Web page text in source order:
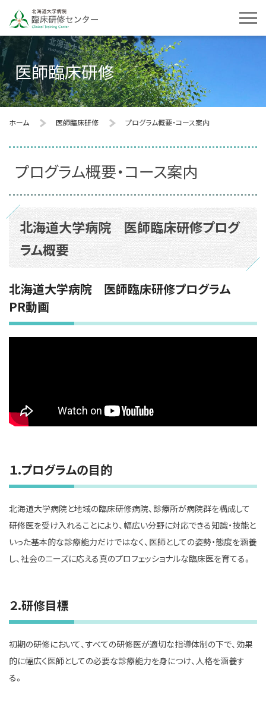
医師臨床研修
ホーム 医師臨床研修 プログラム概要・コース案内
プログラム概要・コース案内
北海道大学病院 医師臨床研修プログ
ラム概要
北海道大学病院 医師臨床研修プログラム
PR動画
１.プログラムの目的
北海道大学病院と地域の臨床研修病院、診療所が病院群を構成して
研修医を受け入れることにより、幅広い分野に対応できる知識・技能と
いった基本的な診療能力だけではなく、医師としての姿勢・態度を涵養
し、社会のニーズに応える真のプロフェッショナルな臨床医を育てる。
２.研修目標
初期の研修において、すべての研修医が適切な指導体制の下で、効果
的に幅広く医師としての必要な診療能力を身につけ、人格を涵養す
る。